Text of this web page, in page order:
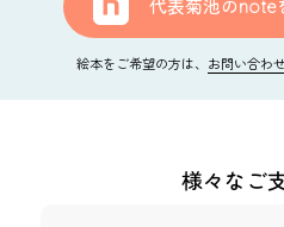
代表菊池のnote
絵本をご希望の方は、 お問い合わ
様々なご